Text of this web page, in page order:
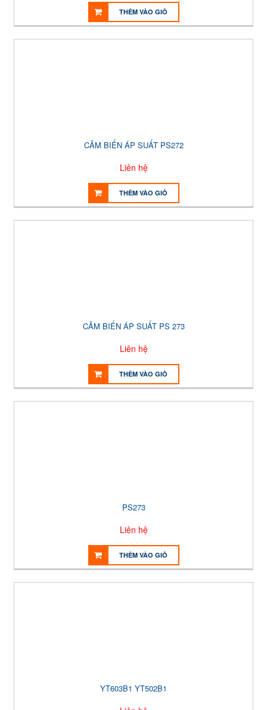
THÊM VÀO GIỎ
CẢM BIẾN ÁP SUẤT PS272
Liên hệ
THÊM VÀO GIỎ
CẢM BIẾN ÁP SUẤT PS 273
Liên hệ
THÊM VÀO GIỎ
PS273
Liên hệ
THÊM VÀO GIỎ
YT603B1 YT502B1